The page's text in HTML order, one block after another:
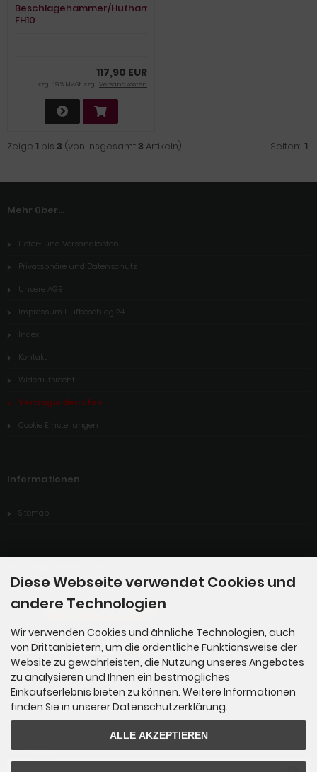
Beschlagehammer/Hufhammer
FH10
117,90 EUR
zzgl. 19 % MwSt. zzgl.Versandkosten
Zeige 1 bis 3 (von insgesamt 3 Artikeln) Seiten: 1
Mehr über...
Liefer- und Versandkosten
Privatsphäre und Datenschutz
Unsere AGB
Impressum Hufbeschlag 24
Index
Kontakt
Widerrufsrecht
Vertrag widerrufen
Cookie Einstellungen
Informationen
Sitemap
-------------------
Newsletter-Anmeldung
E-Mail-Adresse:
Diese Webseite verwendet Cookies und
andere Technologien
Wir verwenden Cookies und ähnliche Technologien, auch
von Drittanbietern, um die ordentliche Funktionsweise der
Website zu gewährleisten, die Nutzung unseres Angebotes
zu analysieren und Ihnen ein bestmögliches
Einkaufserlebnis bieten zu können. Weitere Informationen
finden Sie in unserer Datenschutzerklärung.
ALLE AKZEPTIEREN